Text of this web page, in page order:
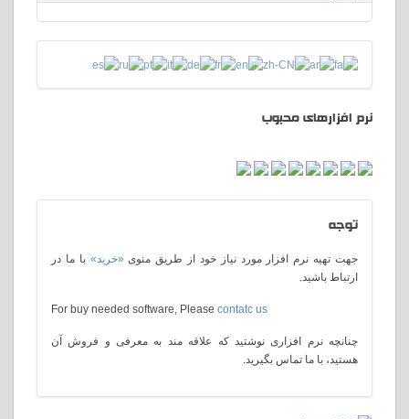
نرم افزارهای محبوب
توجه
جهت تهیه نرم افزار مورد نیاز خود از طریق منوی «خرید» با ما در
ارتباط باشید.
For buy needed software, Please contatc us
چنانچه نرم افزاری نوشتید که علاقه مند به معرفی و فروش آن
هستید، با ما تماس بگیرید.